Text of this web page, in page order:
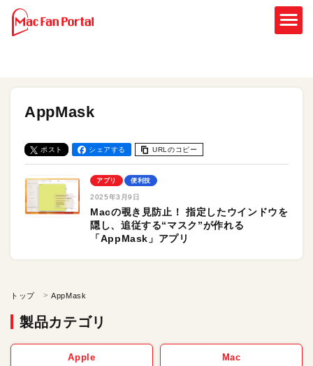
AppMask
ポスト シェアする URLのコピー
アプリ 便利技
2025年3月9日
Macの覗き見防止！ 指定したウインドウを
隠し、追従する“マスク”が作れる
「AppMask」アプリ
トップ AppMask
製品カテゴリ
Apple Mac